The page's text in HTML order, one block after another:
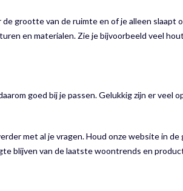
grootte van de ruimte en of je alleen
en materialen. Zie je bijvoorbeeld veel
goed bij je passen. Gelukkig zijn er
met al je vragen. Houd onze website in
blijven van de laatste woontrends en